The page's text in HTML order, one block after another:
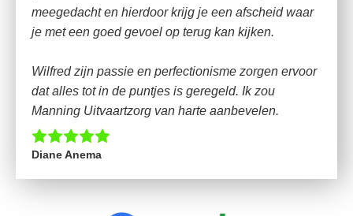
meegedacht en hierdoor krijg je een afscheid waar
je met een goed gevoel op terug kan kijken.
Wilfred zijn passie en perfectionisme zorgen ervoor
dat alles tot in de puntjes is geregeld. Ik zou
Manning Uitvaartzorg van harte aanbevelen.
Diane Anema